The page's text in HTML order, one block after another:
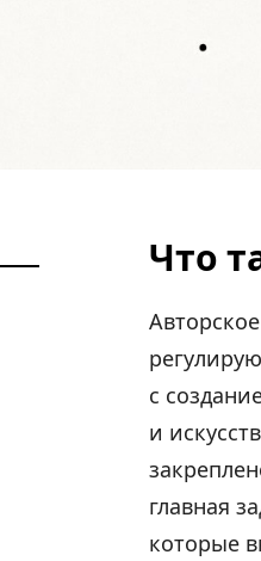
Что
с
и
главная
которые